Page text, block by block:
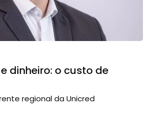
dinheiro: o custo de
regional da Unicred